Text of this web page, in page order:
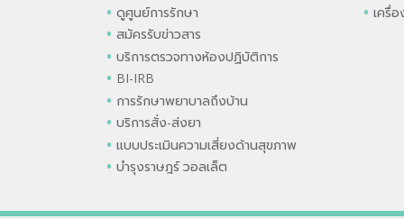
ดูศูนย์การรักษา
สมัครรับข่าวสาร
บริการตรวจทางห้องปฏิบัติการ
BI-IRB
การรักษาพยาบาลถึงบ้าน
บริการสั่ง-ส่งยา
แบบประเมินความเสี่ยงด้านสุขภาพ
บำรุงราษฎร์ วอลเล็ต
เครื่